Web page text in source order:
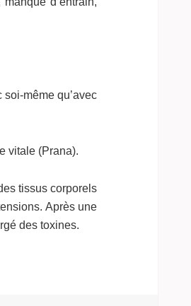
même qu’avec
vitale (Prana).
tissus corporels
Après une
des toxines.